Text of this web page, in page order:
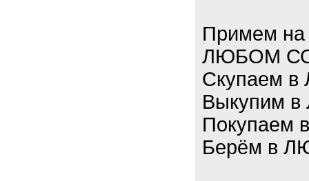
Примем на
ЛЮБОМ
Скупаем
Выкупим
Берём в